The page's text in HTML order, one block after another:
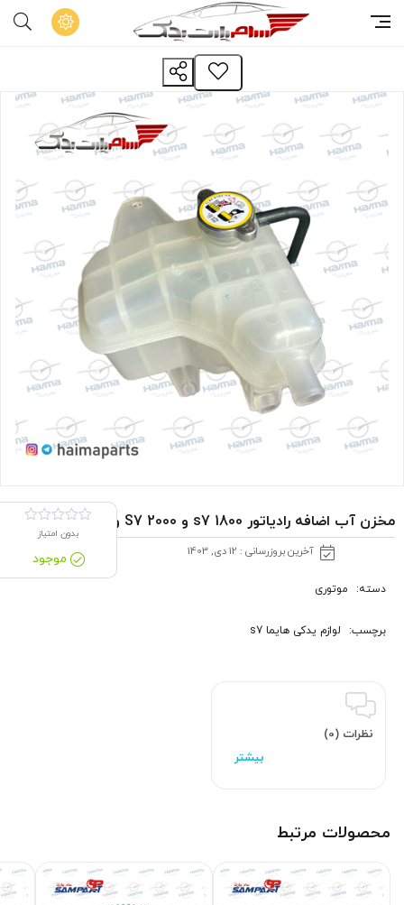
مخزن آب اضافه رادیاتور s7 1800 و S7 2000 وارداتی
آخرین بروزرسانی : 12 دی, 1403
بدون امتیاز
موجود
دسته: موتوری
برچسب: لوازم یدکی هایما s7
نظرات (0)
محصولات مرتبط